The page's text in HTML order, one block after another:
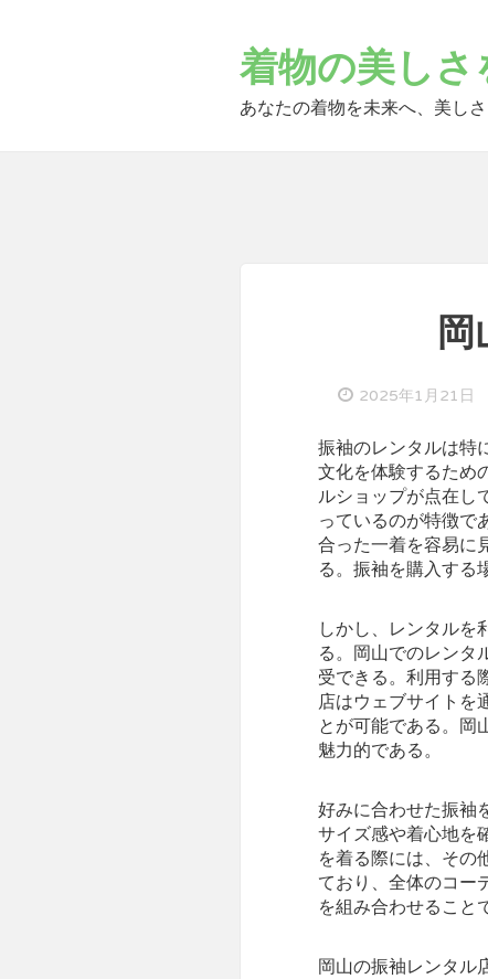
着物の美しさ
あなたの着物を未来へ、美し
2025年1月21日
振袖のレンタルは特
文化を体験するため
ルショップが点在し
っているのが特徴で
合った一着を容易に
る。振袖を購入する
しかし、レンタルを
る。岡山でのレンタ
受できる。利用する
店はウェブサイトを
とが可能である。岡
魅力的である。
好みに合わせた振袖
サイズ感や着心地を
を着る際には、その
ており、全体のコー
を組み合わせること
岡山の振袖レンタル